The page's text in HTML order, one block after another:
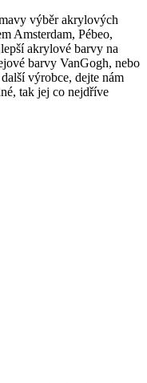
výběr akrylových
Amsterdam, Pébeo,
akrylové barvy na
barvy VanGogh, nebo
výrobce, dejte nám
tak jej co nejdříve